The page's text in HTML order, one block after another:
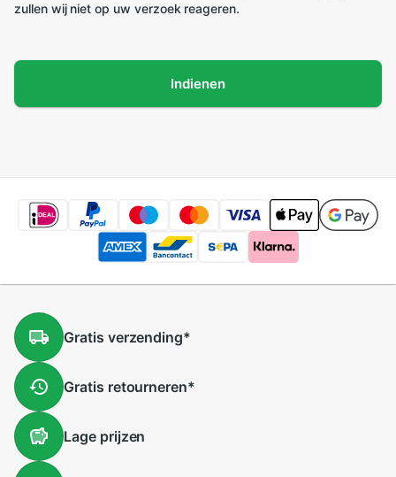
zullen wij niet op uw verzoek reageren.
Indienen
Gratis verzending*
Gratis retourneren*
Lageprijzen